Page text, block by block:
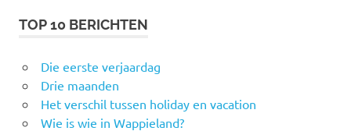
TOP 10 BERICHTEN
Die eerste verjaardag
Drie maanden
Het verschil tussen holiday en vacation
Wie is wie in Wappieland?